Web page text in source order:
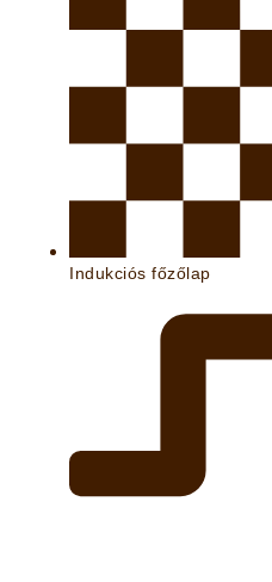
Indukciós főzőlap